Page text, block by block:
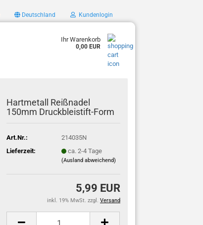
Deutschland Kundenlogin
Ihr Warenkorb
0,00 EUR
Hartmetall Reißnadel
150mm Druckbleistift-Form
Art.Nr.:
214035N
Lieferzeit:
ca. 2-4 Tage
(Ausland abweichend)
5,99 EUR
inkl. 19% MwSt. zzgl. Versand